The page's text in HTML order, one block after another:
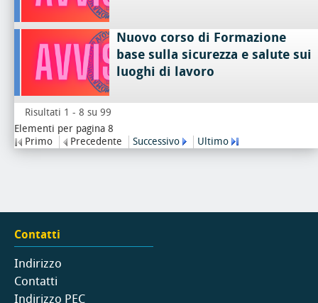
Nuovo corso di Formazione
base sulla sicurezza e salute sui
luoghi di lavoro
Risultati 1 - 8 su 99
Elementi per pagina 8
Primo
Precedente Successivo Ultimo
Contatti
Indirizzo
Contatti
Indirizzo PEC